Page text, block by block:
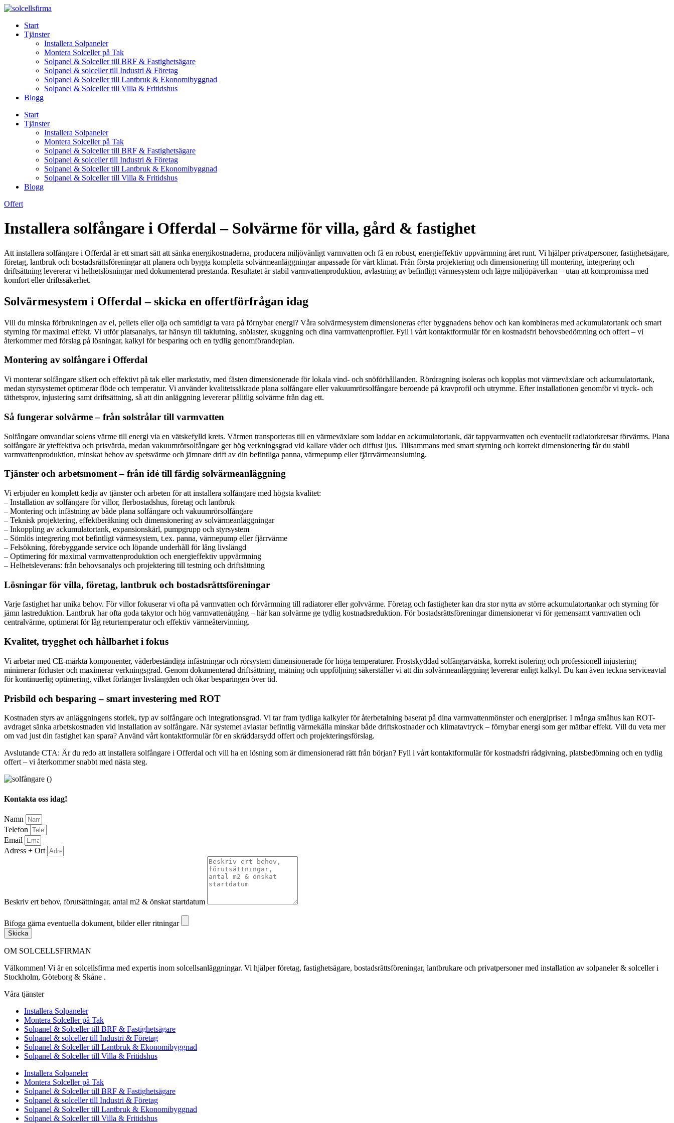
Skip
contentStart
Tjänster
Installera Solpaneler
Montera Solceller på Tak
Solpanel & Solceller till BRF & Fastighetsägare
Solpanel & solceller till Industri & Företag
Solpanel & Solceller till Lantbruk & Ekonomibyggnad
Solpanel & Solceller till Villa & Fritidshus
Blogg
Start
Tjänster
Installera Solpaneler
Montera Solceller på Tak
Solpanel & Solceller till BRF & Fastighetsägare
Solpanel & solceller till Industri & Företag
Solpanel & Solceller till Lantbruk & Ekonomibyggnad
Solpanel & Solceller till Villa & Fritidshus
Blogg
Offert
Installera solfångare i Offerdal – Solvärme för villa, gård & fastighet
Att installera solfångare i Offerdal är ett smart sätt att sänka energikostnaderna, producera miljövänligt varmvatten och få en robust, energieffektiv uppvärmning året runt. Vi hjälper privatpersoner, fastighetsägare,
företag, lantbruk och bostadsrättsföreningar att planera och bygga kompletta solvärmeanläggningar anpassade för vårt klimat. Från första projektering och dimensionering till montering, integrering och
driftsättning levererar vi helhetslösningar med dokumenterad prestanda. Resultatet är stabil varmvattenproduktion, avlastning av befintligt värmesystem och lägre miljöpåverkan – utan att kompromissa med
komfort eller driftssäkerhet.
Solvärmesystem i Offerdal – skicka en offertförfrågan idag
Vill du minska förbrukningen av el, pellets eller olja och samtidigt ta vara på förnybar energi? Våra solvärmesystem dimensioneras efter byggnadens behov och kan kombineras med ackumulatortank och smart
styrning för maximal effekt. Vi utför platsanalys, tar hänsyn till taklutning, snölaster, skuggning och dina varmvattenprofiler. Fyll i vårt kontaktformulär för en kostnadsfri behovsbedömning och offert – vi
återkommer med förslag på lösningar, kalkyl för besparing och en tydlig genomförandeplan.
Montering av solfångare i Offerdal
Vi monterar solfångare säkert och effektivt på tak eller markstativ, med fästen dimensionerade för lokala vind- och snöförhållanden. Rördragning isoleras och kopplas mot värmeväxlare och ackumulatortank,
medan styrsystemet optimerar flöde och temperatur. Vi använder kvalitetssäkrade plana solfångare eller vakuumrörsolfångare beroende på kravprofil och utrymme. Efter installationen genomför vi tryck- och
täthetsprov, injustering samt driftsättning, så att din anläggning levererar pålitlig solvärme från dag ett.
Så fungerar solvärme – från solstrålar till varmvatten
Solfångare omvandlar solens värme till energi via en vätskefylld krets. Värmen transporteras till en värmeväxlare som laddar en ackumulatortank, där tappvarmvatten och eventuellt radiatorkretsar förvärms. Plana
solfångare är yteffektiva och prisvärda, medan vakuumrörsolfångare ger hög verkningsgrad vid kallare väder och diffust ljus. Tillsammans med smart styrning och korrekt dimensionering får du stabil
varmvattenproduktion, minskat behov av spetsvärme och jämnare drift av din befintliga panna, värmepump eller fjärrvärmeanslutning.
Tjänster och arbetsmoment – från idé till färdig solvärmeanläggning
Vi erbjuder en komplett kedja av tjänster och arbeten för att installera solfångare med högsta kvalitet:
– Installation av solfångare för villor, flerbostadshus, företag och lantbruk
– Montering och infästning av både plana solfångare och vakuumrörsolfångare
– Teknisk projektering, effektberäkning och dimensionering av solvärmeanläggningar
– Inkoppling av ackumulatortank, expansionskärl, pumpgrupp och styrsystem
– Sömlös integrering mot befintligt värmesystem, t.ex. panna, värmepump eller fjärrvärme
– Felsökning, förebyggande service och löpande underhåll för lång livslängd
– Optimering för maximal varmvattenproduktion och energieffektiv uppvärmning
– Helhetsleverans: från behovsanalys och projektering till testning och driftsättning
Lösningar för villa, företag, lantbruk och bostadsrättsföreningar
Varje fastighet har unika behov. För villor fokuserar vi ofta på varmvatten och förvärmning till radiatorer eller golvvärme. Företag och fastigheter kan dra stor nytta av större ackumulatortankar och styrning för
jämn lastreduktion. Lantbruk har ofta goda takytor och hög varmvattenåtgång – här kan solvärme ge tydlig kostnadsreduktion. För bostadsrättsföreningar dimensionerar vi för gemensamt varmvatten och
centralvärme, optimerat för låg returtemperatur och effektiv värmeåtervinning.
Kvalitet, trygghet och hållbarhet i fokus
Vi arbetar med CE-märkta komponenter, väderbeständiga infästningar och rörsystem dimensionerade för höga temperaturer. Frostskyddad solfångarvätska, korrekt isolering och professionell injustering
minimerar förluster och maximerar verkningsgrad. Genom dokumenterad driftsättning, mätning och uppföljning säkerställer vi att din solvärmeanläggning levererar enligt kalkyl. Du kan även teckna serviceavtal
för kontinuerlig optimering, vilket förlänger livslängden och ökar besparingen över tid.
Prisbild och besparing – smart investering med ROT
Kostnaden styrs av anläggningens storlek, typ av solfångare och integrationsgrad. Vi tar fram tydliga kalkyler för återbetalning baserat på dina varmvattenmönster och energipriser. I många småhus kan ROT-
avdraget sänka arbetskostnaden vid installation av solfångare. När systemet avlastar befintlig värmekälla minskar både driftskostnader och klimatavtryck – förnybar energi som ger mätbar effekt. Vill du veta mer
om vad just din fastighet kan spara? Använd vårt kontaktformulär för en skräddarsydd offert och projekteringsförslag.
Avslutande CTA: Är du redo att installera solfångare i Offerdal och vill ha en lösning som är dimensionerad rätt från början? Fyll i vårt kontaktformulär för kostnadsfri rådgivning, platsbedömning och en tydlig
offert – vi återkommer snabbt med nästa steg.
Kontakta oss idag!
Namn
Telefon
Email
Adress + Ort
Beskriv ert behov, förutsättningar, antal m2 & önskat startdatum
Bifoga gärna eventuella dokument, bilder eller ritningar
Skicka
OM SOLCELLSFIRMAN
Välkommen! Vi är en solcellsfirma med expertis inom solcellsanläggningar. Vi hjälper företag, fastighetsägare, bostadsrättsföreningar, lantbrukare och privatpersoner med installation av solpaneler & solceller i
Stockholm, Göteborg & Skåne .
Våra tjänster
Installera Solpaneler
Montera Solceller på Tak
Solpanel & Solceller till BRF & Fastighetsägare
Solpanel & solceller till Industri & Företag
Solpanel & Solceller till Lantbruk & Ekonomibyggnad
Solpanel & Solceller till Villa & Fritidshus
Installera Solpaneler
Montera Solceller på Tak
Solpanel & Solceller till BRF & Fastighetsägare
Solpanel & solceller till Industri & Företag
Solpanel & Solceller till Lantbruk & Ekonomibyggnad
Solpanel & Solceller till Villa & Fritidshus